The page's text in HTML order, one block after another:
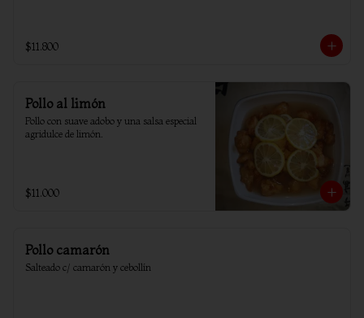
$11.800
Pollo al limón
Pollo con suave adobo y una salsa especial
agridulce de limón.
$11.000
Pollo camarón
Salteado c/ camarón y cebollín